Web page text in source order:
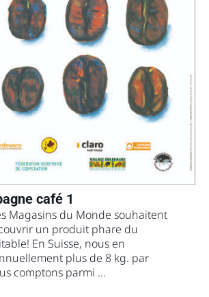
café 1
Magasins du Monde souhaitent
un produit phare du
En Suisse, nous en
plus de 8 kg. par
comptons parmi ...